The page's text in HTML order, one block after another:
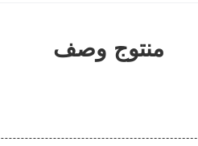
منتوج وصف